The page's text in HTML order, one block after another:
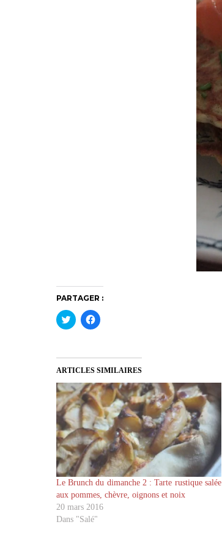
PARTAGER :
C
l
e
z
p
o
u
r
p
a
r
t
a
g
e
r
s
u
r
T
w
i
t
t
C
l
e
z
p
o
u
r
p
a
r
t
a
g
e
r
s
u
r
F
a
c
e
ARTICLES SIMILAIRES
Le Brunch du dimanche 2 : Tarte rustique salée
aux pommes, chèvre, oignons et noix
20 mars 2016
Dans "Salé"